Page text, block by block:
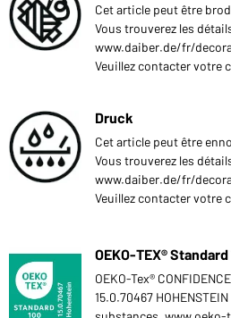
Cet article peut être
Vous trouverez les
www.daiber.de/fr/
Veuillez contacter votre
Druck
Cet article peut être
Vous trouverez les
www.daiber.de/fr/
Veuillez contacter votre
OEKO-TEX®
OEKO-Tex®
15.0.70467